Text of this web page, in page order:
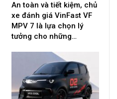
An toàn và tiết kiệm, chủ
xe đánh giá VinFast VF
MPV 7 là lựa chọn lý
tưởng cho những…